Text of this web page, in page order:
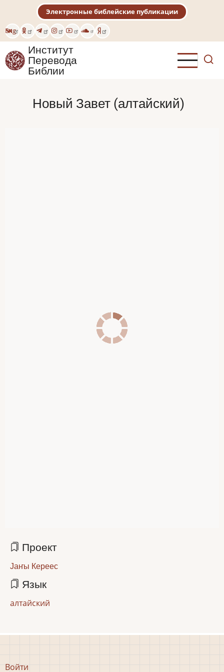
основному
содержанию
Eng
Электронные библейские публикации
Институт
Перевода
Библии
Новый Завет (алтайский)
Проект
Јаҥы Кереес
Язык
алтайский
Меню
Войти